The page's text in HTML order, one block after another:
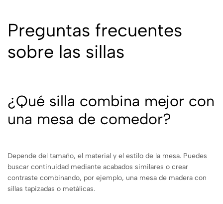
Preguntas frecuentes
sobre las sillas
¿Qué silla combina mejor con
una mesa de comedor?
Depende del tamaño, el material y el estilo de la mesa. Puedes
buscar continuidad mediante acabados similares o crear
contraste combinando, por ejemplo, una mesa de madera con
sillas tapizadas o metálicas.